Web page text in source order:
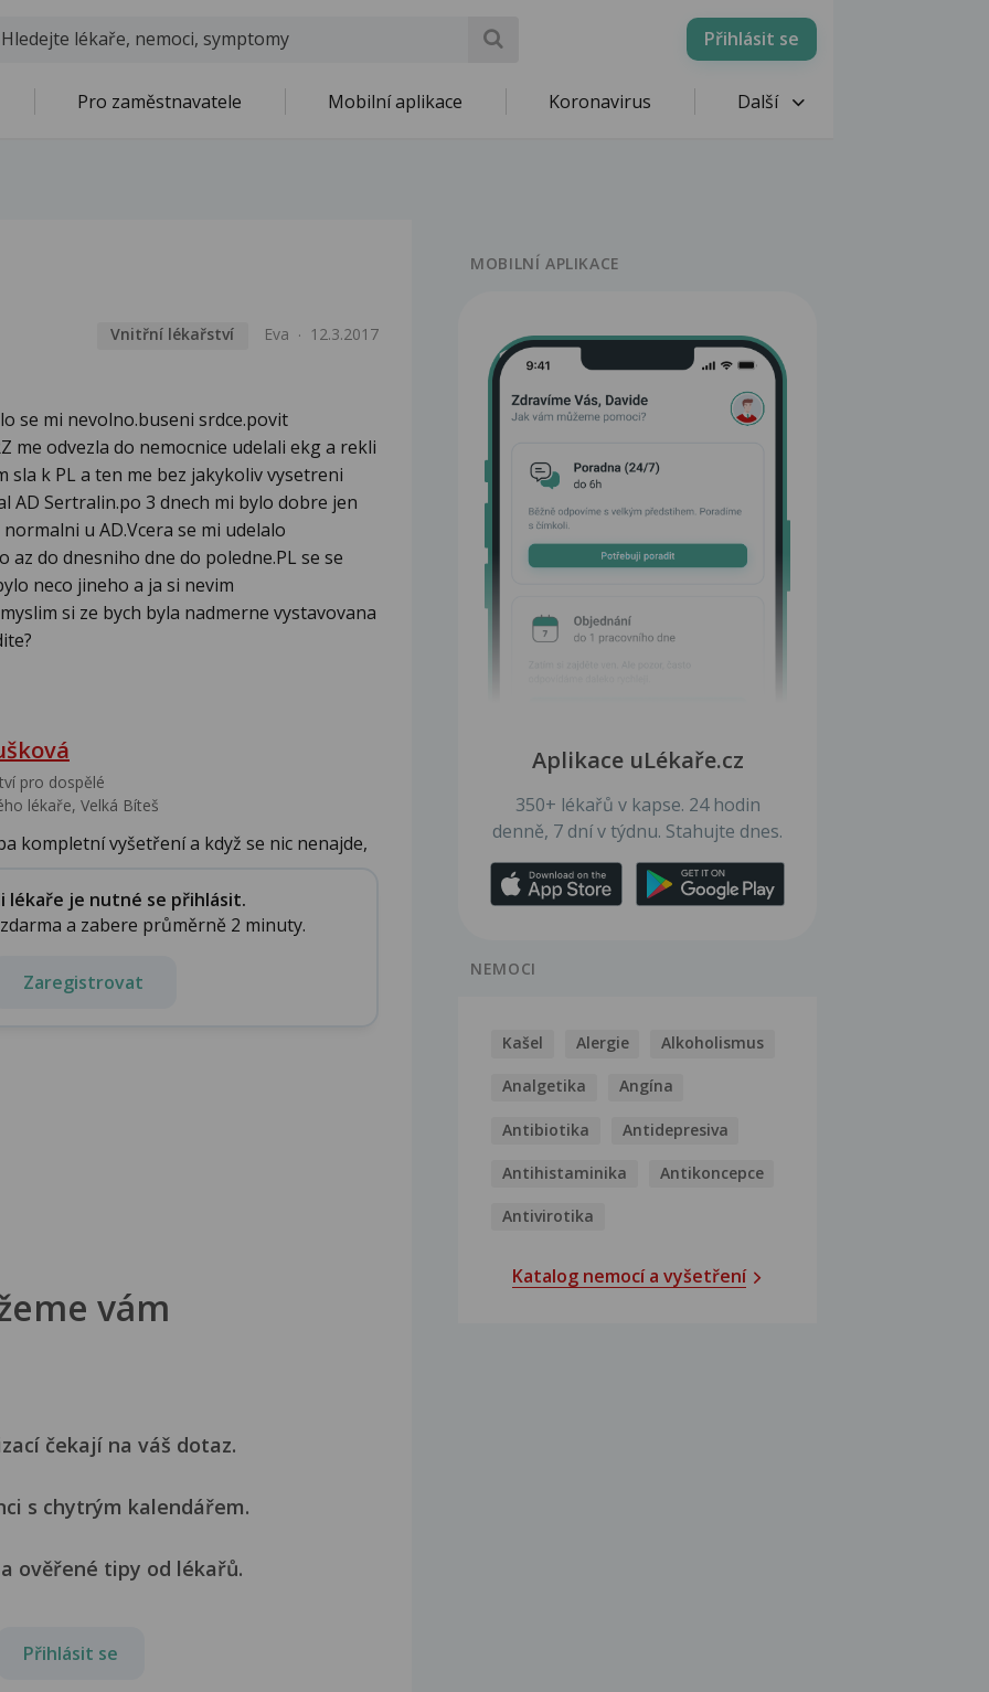
Přihlásit se
Pro zaměstnavatele Mobilní aplikace Koronavirus Další
Vnitřní lékařství Eva 12.3.2017
se mi nevolno.buseni srdce.povit
me odvezla do nemocnice udelali ekg a rekli
sla k PL a ten me bez jakykoliv vysetreni
AD Sertralin.po 3 dnech mi bylo dobre jen
u AD.Vcera se mi udelalo
do dnesniho dne do poledne.PL se se
neco jineho a ja si nevim
si ze bych byla nadmerne vystavovana
pro dospělé
lékaře, Velká Bíteš
kompletní vyšetření a když se nic nenajde,
lékaře je nutné se přihlásit.
a zabere průměrně 2 minuty.
Zaregistrovat
vám
čekají na váš dotaz.
s chytrým kalendářem.
ověřené tipy od lékařů.
Přihlásit se
MOBILNÍ APLIKACE
Aplikace uLékaře.cz
350+ lékařů v kapse. 24 hodin
denně, 7 dní v týdnu. Stahujte dnes.
NEMOCI
Kašel Alergie Alkoholismus
Analgetika Angína
Antibiotika Antidepresiva
Antihistaminika Antikoncepce
Antivirotika
Katalog nemocí a vyšetření